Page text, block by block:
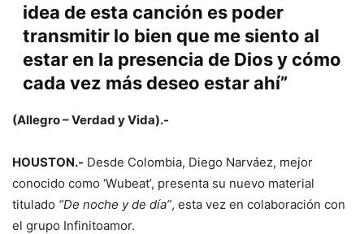
idea de esta canción es poder
transmitir lo bien que me siento al
estar en la presencia de Dios y cómo
cada vez más deseo estar ahí”
(Allegro – Verdad y Vida).-
HOUSTON.- Desde Colombia, Diego Narváez, mejor
conocido como ‘Wubeat’, presenta su nuevo material
titulado “De noche y de día”, esta vez en colaboración con
el grupo Infinitoamor.